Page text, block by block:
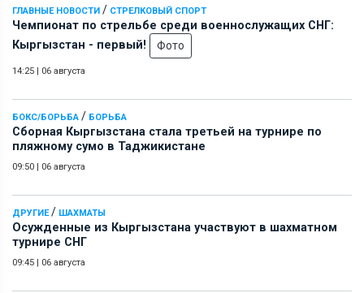
ГЛАВНЫЕ НОВОСТИ / СТРЕЛКОВЫЙ СПОРТ
Чемпионат по стрельбе среди военнослужащих СНГ:
Кыргызстан - первый!
Фото
14:25 | 06 августа
БОКС/БОРЬБА / БОРЬБА
Сборная Кыргызстана стала третьей на турнире по
пляжному сумо в Таджикистане
09:50 | 06 августа
ДРУГИЕ/ ШАХМАТЫ
Осужденные из Кыргызстана участвуют в шахматном
турнире СНГ
09:45 | 06 августа